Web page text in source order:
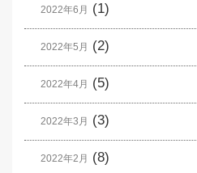
2022年6月 (1)
2022年5月 (2)
2022年4月 (5)
2022年3月 (3)
2022年2月 (8)